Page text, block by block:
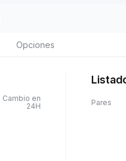
Opciones
Cambio en
24H
Pares